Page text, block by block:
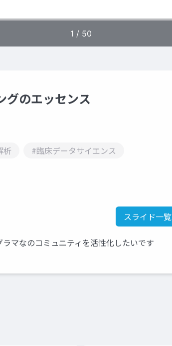
グのエッセンス
析 #臨床データサイエンス
スライド一覧
マなのコミュニティを活性化したいです